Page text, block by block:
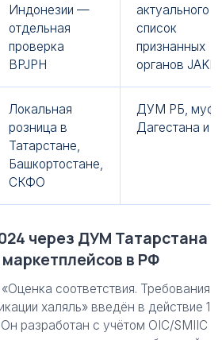
Индонезии —
отдельная
проверка
BPJPH
актуального
список
признанных
органов
Локальная
розница в
Татарстане,
Башкортостане,
СКФО
ДУМ РБ,
Дагестана и
через ДУМ Татарстана
в РФ
соответствия. Требования
халяль» введён в действие 1
разработан с учётом OIC/SMIIC